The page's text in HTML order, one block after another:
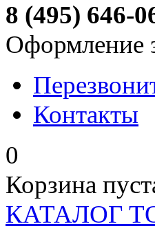
8 (495) 646-
Оформление
Контакты
0
Корзина
КАТАЛОГ